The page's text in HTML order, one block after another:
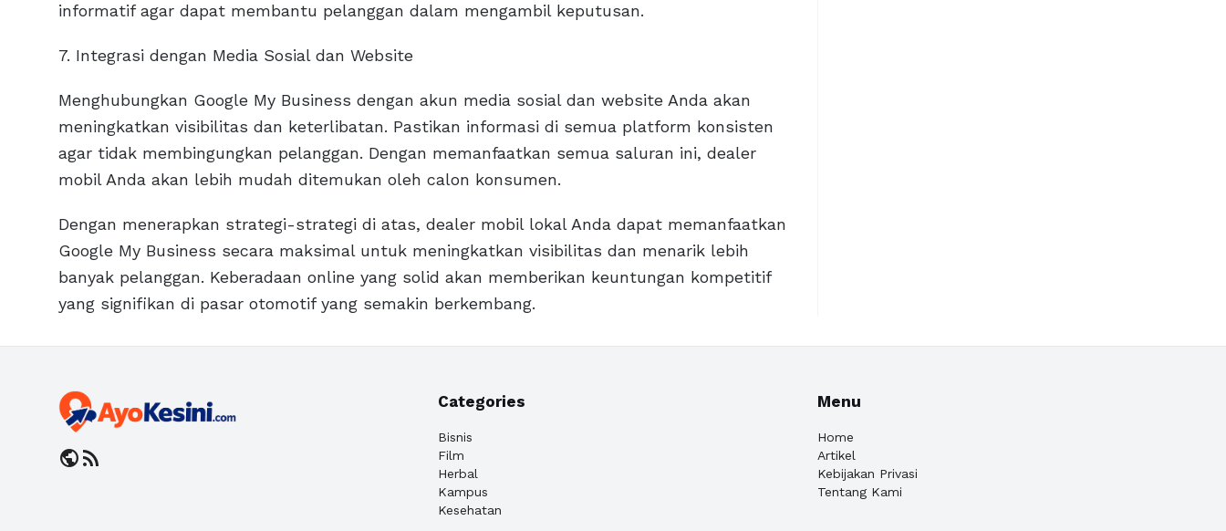
informatif agar dapat membantu pelanggan dalam mengambil keputusan.
7. Integrasi dengan Media Sosial dan Website
Menghubungkan Google My Business dengan akun media sosial dan website Anda akan
meningkatkan visibilitas dan keterlibatan. Pastikan informasi di semua platform konsisten
agar tidak membingungkan pelanggan. Dengan memanfaatkan semua saluran ini, dealer
mobil Anda akan lebih mudah ditemukan oleh calon konsumen.
Dengan menerapkan strategi-strategi di atas, dealer mobil lokal Anda dapat memanfaatkan
Google My Business secara maksimal untuk meningkatkan visibilitas dan menarik lebih
banyak pelanggan. Keberadaan online yang solid akan memberikan keuntungan kompetitif
yang signifikan di pasar otomotif yang semakin berkembang.
publicrss_feed
Categories
Bisnis
Film
Herbal
Kampus
Kesehatan
Menu
Home
Artikel
Kebijakan Privasi
Tentang Kami